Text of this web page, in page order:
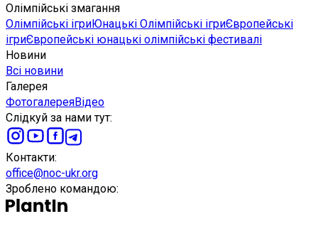
Олімпійські змагання
Олімпійські ігриЮнацькі Олімпійські ігриЄвропейські
ігриЄвропейські юнацькі олімпійські фестивалі
Новини
Всі новини
Галерея
ФотогалереяВідео
Слідкуй за нами тут:
Контакти:
office@noc-ukr.org
Зроблено командою: